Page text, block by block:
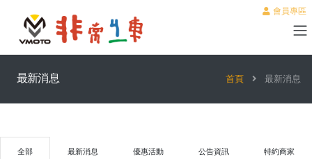
會員專區
最新消息 首頁 最新消息
全部 最新消息 優惠活動 公告資訊 特約商家